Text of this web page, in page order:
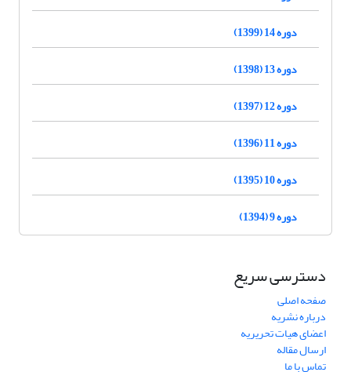
دوره 14 (1399)
دوره 13 (1398)
دوره 12 (1397)
دوره 11 (1396)
دوره 10 (1395)
دوره 9 (1394)
دسترسی سریع
صفحه اصلی
درباره نشریه
اعضای هیات تحریریه
ارسال مقاله
تماس با ما